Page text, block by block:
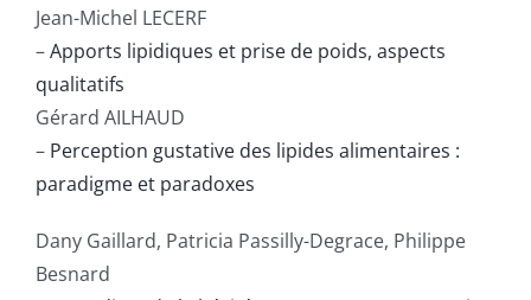
Jean-Michel LECERF
–Apports lipidiques et prise de poids, aspects
qualitatifs
Gérard AILHAUD
– Perception gustative des lipides alimentaires :
paradigme et paradoxes
Dany Gaillard, Patricia Passilly-Degrace, Philippe
Besnard